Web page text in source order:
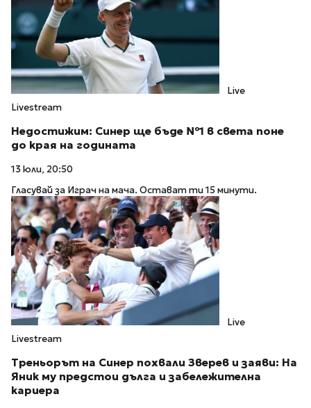
Live
Livestream
Недостижим: Синер ще бъде №1 в света поне
до края на годината
13 юли, 20:50
Гласувай за Играч на мача. Остават ти 15 минути.
Live
Livestream
Треньорът на Синер похвали Зверев и заяви: На
Яник му предстои дълга и забележителна
кариера